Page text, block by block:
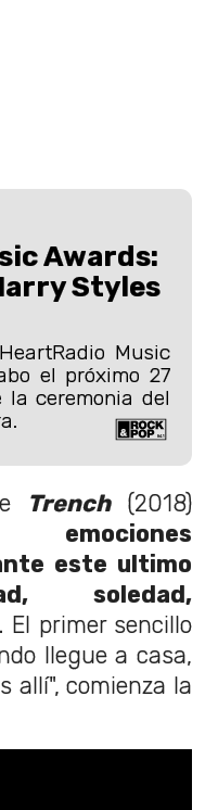
Awards:
Styles
Music
el próximo 27
la ceremonia del
Trench (2018)
emociones
este ultimo
soledad,
. El primer sencillo
llegue a casa,
allí", comienza la